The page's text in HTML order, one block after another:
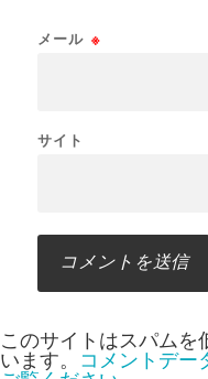
メール ※
サイト
このサイトはスパムを
います。 コメントデー